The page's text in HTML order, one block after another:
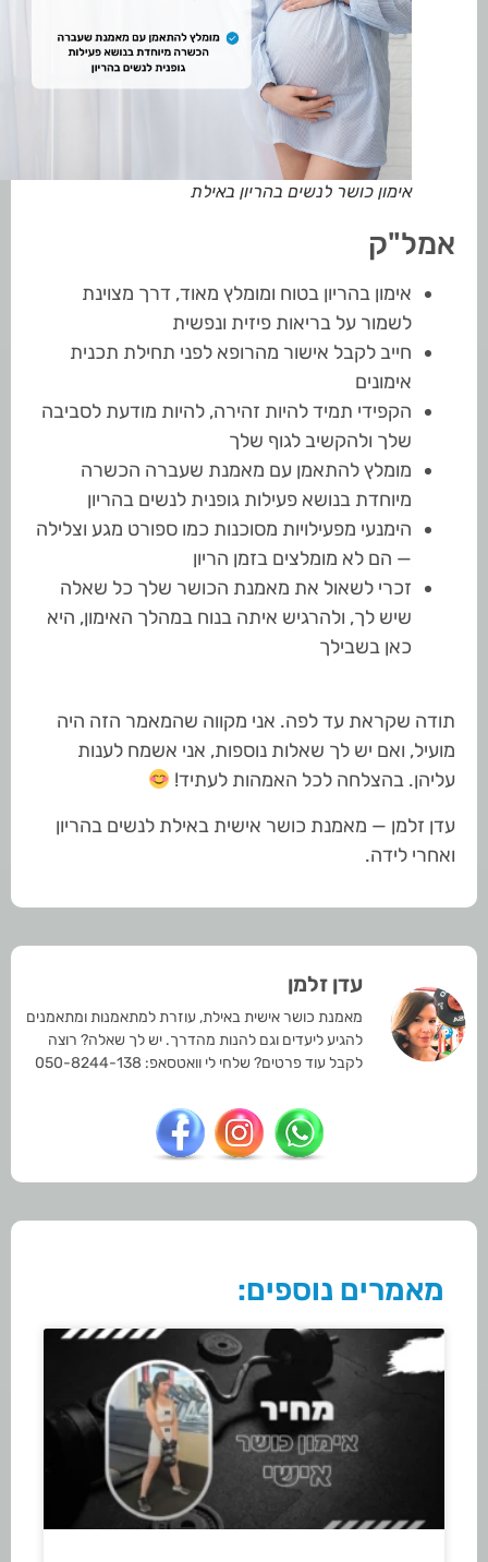
אימון כושר לנשים בהריון באילת
אמל"ק
אימון בהריון בטוח ומומלץ מאוד, דרך מצוינת
לשמור על בריאות פיזית ונפשית
חייב לקבל אישור מהרופא לפני תחילת תכנית
אימונים
הקפידי תמיד להיות זהירה, להיות מודעת לסביבה
שלך ולהקשיב לגוף שלך
מומלץ להתאמן עם מאמנת שעברה הכשרה
מיוחדת בנושא פעילות גופנית לנשים בהריון
הימנעי מפעילויות מסוכנות כמו ספורט מגע וצלילה
— הם לא מומלצים בזמן הריון
זכרי לשאול את מאמנת הכושר שלך כל שאלה
שיש לך, ולהרגיש איתה בנוח במהלך האימון, היא
כאן בשבילך
תודה שקראת עד לפה. אני מקווה שהמאמר הזה היה
מועיל, ואם יש לך שאלות נוספות, אני אשמח לענות
עליהן. בהצלחה לכל האמהות לעתיד!
עדן זלמן — מאמנת כושר אישית באילת לנשים בהריון
ואחרי לידה.
עדן זלמן
מאמנת כושר אישית באילת, עוזרת למתאמנות ומתאמנים
להגיע ליעדים וגם להנות מהדרך. יש לך שאלה? רוצה
לקבל עוד פרטים? שלחי לי וואטסאפ: 050-8244-138
מאמרים נוספים: